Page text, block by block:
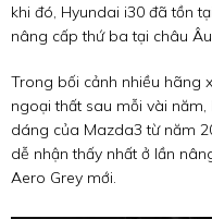
khi đó, Hyundai i30 đã tồn
nâng cấp thứ ba tại châu
Trong bối cảnh nhiều hãng
ngoại thất sau mỗi vài
dáng của Mazda3 từ năm
dễ nhận thấy nhất ở lần
Aero Grey mới.